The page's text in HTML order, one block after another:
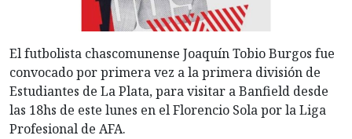
El futbolista chascomunense Joaquín Tobio Burgos fue
convocado por primera vez a la primera división de
Estudiantes de La Plata, para visitar a Banfield desde
las 18hs de este lunes en el Florencio Sola por la Liga
Profesional de AFA.